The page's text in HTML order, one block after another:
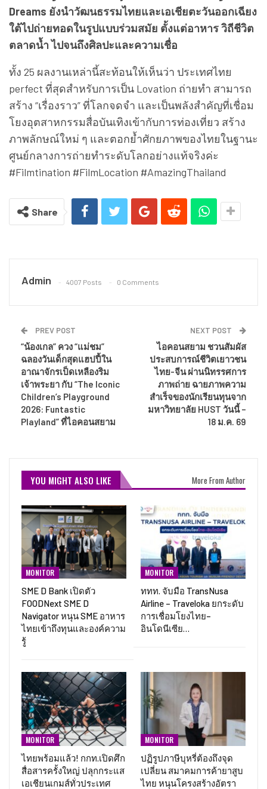
Dreams ยังนำวัฒนธรรมไทยและเอเชียตะวันออกเฉียง
ใต้ไปถ่ายทอดในรูปแบบร่วมสมัย ตั้งแต่อาหาร วิถีชีวิต
ตลาดน้ำ ไปจนถึงศิลปะและความเชื่อ
ทั้ง 25 ผลงานเหล่านี้สะท้อนให้เห็นว่า ประเทศไทย
perfect ที่สุดสำหรับการเป็น Lovation ถ่ายทำ สามารถ
สร้าง “เรื่องราว” ที่โลกจดจำ และเป็นพลังสำคัญที่เชื่อม
โยงอุตสาหกรรมสื่อบันเทิงเข้ากับการท่องเที่ยว สร้าง
ภาพลักษณ์ใหม่ ๆ และตอกย้ำศักยภาพของไทยในฐานะ
ศูนย์กลางการถ่ายทำระดับโลกอย่างแท้จริงค่ะ
#Filmtination #FilmLocation #AmazingThailand
Share
Admin 4007 Posts 0 Comments
PREV POST
“น้องเกล” ควง “แม่ชม”
ฉลองวันเด็กสุดแฮปปี้ใน
อาณาจักรเป็ดเหลืองริม
เจ้าพระยา กับ “The Iconic
Children’s Playground
2026: Funtastic
Playland” ที่ไอคอนสยาม
NEXT POST
ไอคอนสยาม ชวนสัมผัส
ประสบการณ์ชีวิตเยาวชน
ไทย-จีน ผ่านนิทรรศการ
ภาพถ่าย ฉายภาพความ
สำเร็จของนักเรียนทุนจาก
มหาวิทยาลัย HUST วันนี้ –
18 ม.ค. 69
YOU MIGHT ALSO LIKE More From Author
MONITOR
SME D Bank เปิดตัว
FOODNext SME D
Navigator หนุน SME อาหาร
ไทยเข้าถึงทุนและองค์ความ
รู้
MONITOR
ททท. จับมือ TransNusa
Airline – Traveloka ยกระดับ
การเชื่อมโยงไทย–
อินโดนีเซีย…
MONITOR
ไทยพร้อมแล้ว! กกท.เปิดศึก
สื่อสารครั้งใหญ่ ปลุกกระแส
เอเชียนเกมส์ทั่วประเทศ
MONITOR
ปฏิรูปภาษีบุหรี่ต้องถึงจุด
เปลี่ยน สมาคมการค้ายาสูบ
ไทย หนุนโครงสร้างอัตรา